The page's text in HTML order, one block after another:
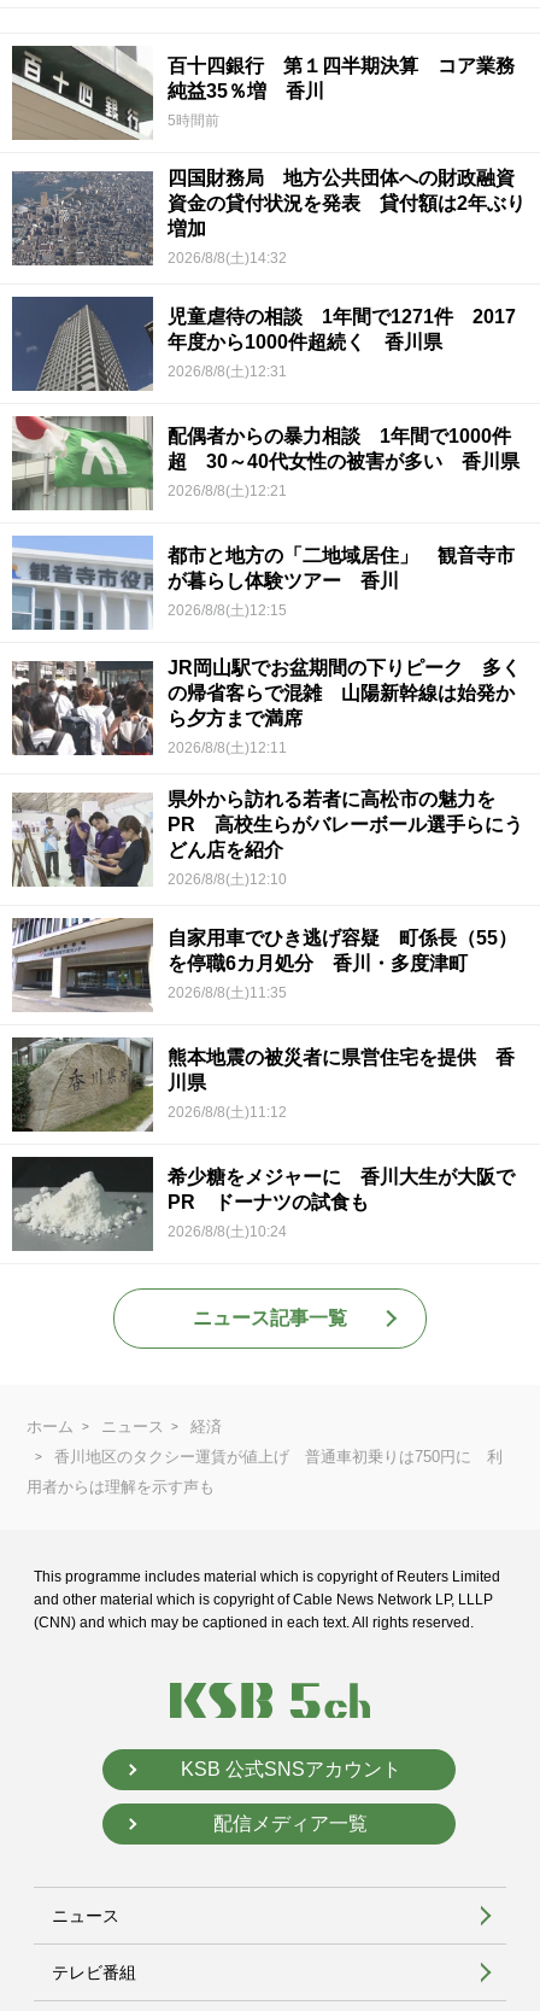
百十四銀行 第１四半期決算 コア業務
純益35％増 香川
5時間前
四国財務局 地方公共団体への財政融資
資金の貸付状況を発表 貸付額は2年ぶり
増加
2026/8/8(土)14:32
児童虐待の相談 1年間で1271件 2017
年度から1000件超続く 香川県
2026/8/8(土)12:31
配偶者からの暴力相談 1年間で1000件
超 30～40代女性の被害が多い 香川県
2026/8/8(土)12:21
都市と地方の「二地域居住」 観音寺市
が暮らし体験ツアー 香川
2026/8/8(土)12:15
JR岡山駅でお盆期間の下りピーク 多く
の帰省客らで混雑 山陽新幹線は始発か
ら夕方まで満席
2026/8/8(土)12:11
県外から訪れる若者に高松市の魅力を
PR 高校生らがバレーボール選手らにう
どん店を紹介
2026/8/8(土)12:10
自家用車でひき逃げ容疑 町係長（55）
を停職6カ月処分 香川・多度津町
2026/8/8(土)11:35
熊本地震の被災者に県営住宅を提供 香
川県
2026/8/8(土)11:12
希少糖をメジャーに 香川大生が大阪で
PR ドーナツの試食も
2026/8/8(土)10:24
ニュース記事一覧
ホーム ニュース
経済
香川地区のタクシー運賃が値上げ 普通車初乗りは750円に 利
用者からは理解を示す声も
This programme includes material which is copyright of Reuters Limited
and other material which is copyright of Cable News Network LP, LLLP
(CNN) and which may be captioned in each text. All rights reserved.
KSB 公式SNSアカウント
配信メディア一覧
ニュース
テレビ番組